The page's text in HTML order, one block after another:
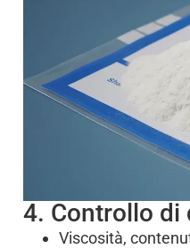
4. Controllo di
Viscosità,